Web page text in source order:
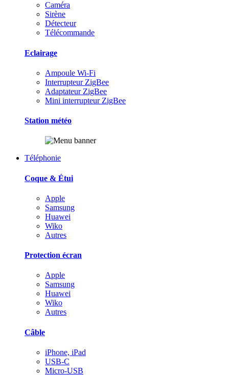
Caméra
Sirène
Détecteur
Télécommande
Eclairage
Ampoule Wi-Fi
Interrupteur ZigBee
Adaptateur ZigBee
Mini interrupteur ZigBee
Station météo
Téléphonie
Coque & Étui
Apple
Samsung
Huawei
Wiko
Autres
Protection écran
Apple
Samsung
Huawei
Wiko
Autres
Câble
iPhone, iPad
USB-C
Micro-USB